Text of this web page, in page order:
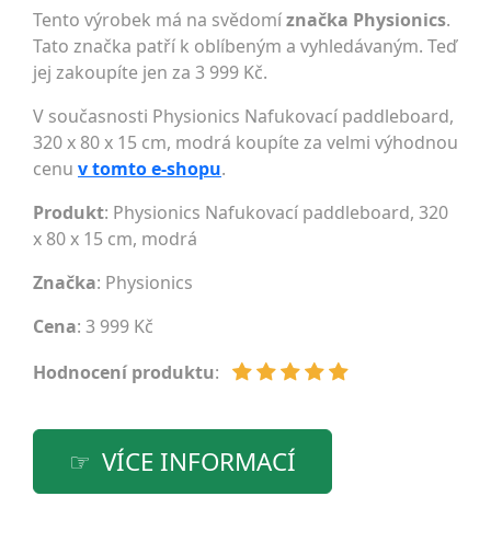
Tento výrobek má na svědomíznačka Physionics.
Tato značka patří k oblíbeným a vyhledávaným. Teď
jej zakoupíte jen za 3 999 Kč.
V současnosti Physionics Nafukovací paddleboard,
320 x 80 x 15 cm, modrá koupíte za velmi výhodnou
cenu v tomto e-shopu.
Produkt: Physionics Nafukovací paddleboard, 320
x 80 x 15 cm, modrá
Značka: Physionics
Cena: 3 999 Kč
Hodnocení produktu:
VÍCE INFORMACÍ